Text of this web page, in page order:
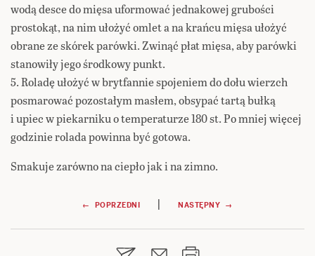
wodą desce do mięsa uformować jednakowej grubości
prostokąt, na nim ułożyć omlet a na krańcu mięsa ułożyć
obrane ze skórek parówki. Zwinąć płat mięsa, aby parówki
stanowiły jego środkowy punkt.
5. Roladę ułożyć w brytfannie spojeniem do dołu wierzch
posmarować pozostałym masłem, obsypać tartą bułką
i upiec w piekarniku o temperaturze 180 st. Po mniej więcej
godzinie rolada powinna być gotowa.
Smakuje zarówno na ciepło jak i na zimno.
Nawigacja
wpisu
← POPRZEDNI | NASTĘPNY →